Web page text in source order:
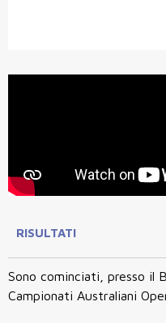
RISULTATI
Sono cominciati, presso il
Campionati Australiani